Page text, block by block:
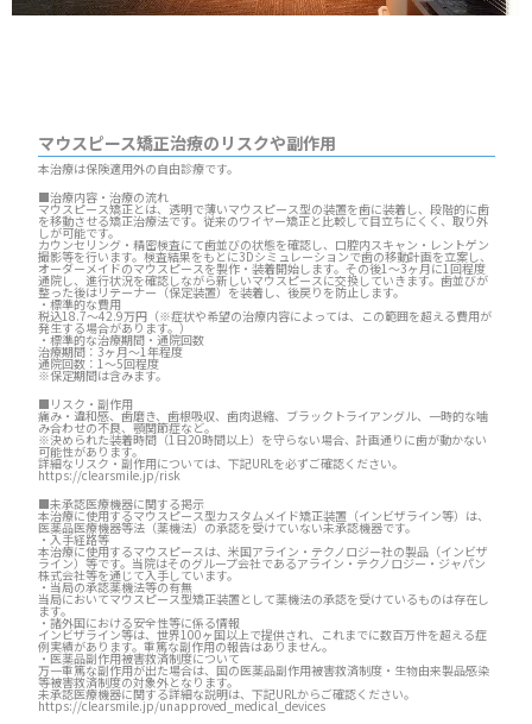
マウスピース矯正治療のリスクや副作用
本治療は保険適用外の自由診療です。
■治療内容・治療の流れ
マウスピース矯正とは、透明で薄いマウスピース型の装置を歯に装着し、段階的に歯
を移動させる矯正治療法です。従来のワイヤー矯正と比較して目立ちにくく、取り外
しが可能です。
カウンセリング・精密検査にて歯並びの状態を確認し、口腔内スキャン・レントゲン
撮影等を行います。検査結果をもとに3Dシミュレーションで歯の移動計画を立案し、
オーダーメイドのマウスピースを製作・装着開始します。その後1～3ヶ月に1回程度
通院し、進行状況を確認しながら新しいマウスピースに交換していきます。歯並びが
整った後はリテーナー（保定装置）を装着し、後戻りを防止します。
・標準的な費用
税込18.7～42.9万円（※症状や希望の治療内容によっては、この範囲を超える費用が
発生する場合があります。）
・標準的な治療期間・通院回数
治療期間：3ヶ月～1年程度
通院回数：1～5回程度
※保定期間は含みます。
■リスク・副作用
痛み・違和感、歯磨き、歯根吸収、歯肉退縮、ブラックトライアングル、一時的な噛
み合わせの不良、顎関節症など。
※決められた装着時間（1日20時間以上）を守らない場合、計画通りに歯が動かない
可能性があります。
詳細なリスク・副作用については、下記URLを必ずご確認ください。
https://clearsmile.jp/risk
■未承認医療機器に関する掲示
本治療に使用するマウスピース型カスタムメイド矯正装置（インビザライン等）は、
医薬品医療機器等法（薬機法）の承認を受けていない未承認機器です。
・入手経路等
本治療に使用するマウスピースは、米国アライン・テクノロジー社の製品（インビザ
ライン）等です。当院はそのグループ会社であるアライン・テクノロジー・ジャパン
株式会社等を通じて入手しています。
・当局の承認薬機法等の有無
当局においてマウスピース型矯正装置として薬機法の承認を受けているものは存在し
ます。
・諸外国における安全性等に係る情報
インビザライン等は、世界100ヶ国以上で提供され、これまでに数百万件を超える症
例実績があります。重篤な副作用の報告はありません。
・医薬品副作用被害救済制度について
万一重篤な副作用が出た場合は、国の医薬品副作用被害救済制度・生物由来製品感染
等被害救済制度の対象外となります。
未承認医療機器に関する詳細な説明は、下記URLからご確認ください。
https://clearsmile.jp/unapproved_medical_devices